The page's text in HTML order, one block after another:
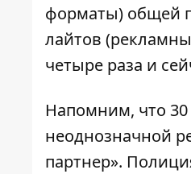
форматы) общей
лайтов
четыре раза и
Напомним, что
неоднозначной
партнер».